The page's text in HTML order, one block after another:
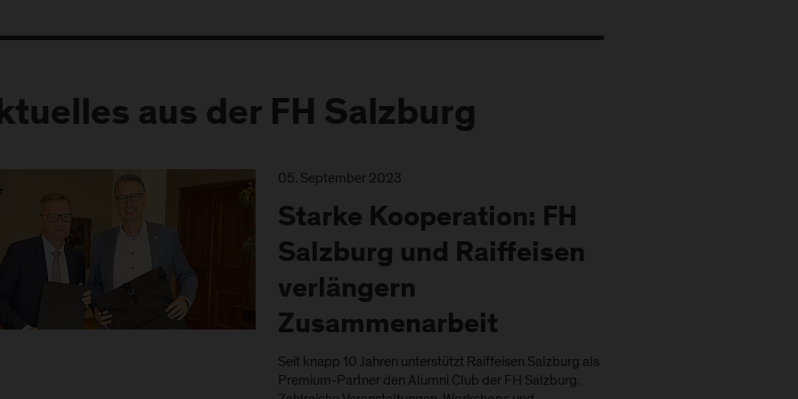
aus der FH Salzburg
05. September 2023
Starke Kooperation: FH
Salzburg und Raiffeisen
verlängern
Zusammenarbeit
Seit knapp 10 Jahren unterstützt Raiffeisen Salzburg als
Premium-Partner den Alumni Club der FH Salzburg.